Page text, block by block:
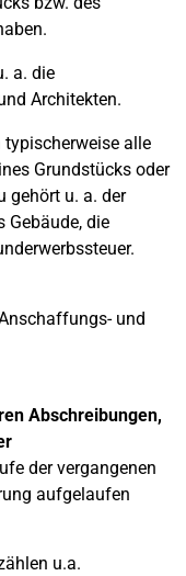
a. die
Architekten.
typischerweise alle
Grundstücks oder
gehört u. a. der
Gebäude, die
und
Abschreibungen,
der vergangenen
aufgelaufen
u.a.